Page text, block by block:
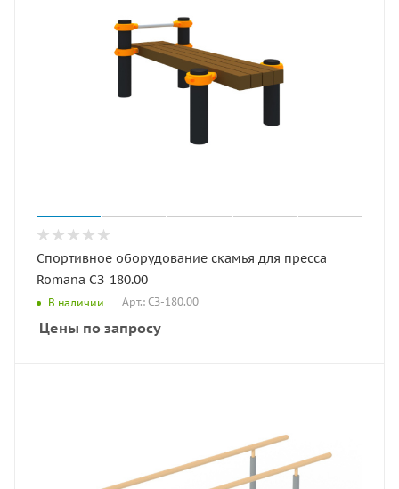
Спортивное оборудование скамья для пресса
Romana СЗ-180.00
В наличии Арт.: СЗ-180.00
Цены по запросу